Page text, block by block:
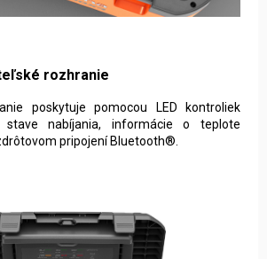
rozhranie
poskytuje pomocou LED kontroliek
nabíjania, informácie o teplote
pripojení Bluetooth®.